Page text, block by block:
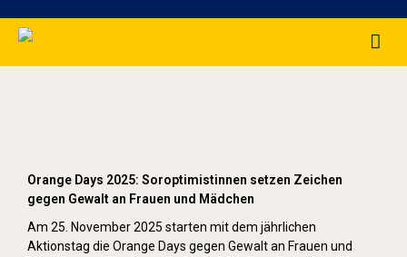
Orange Days 2025: Soroptimistinnen setzen Zeichen
gegen Gewalt an Frauen und Mädchen
Am 25. November 2025 starten mit dem jährlichen
Aktionstag die Orange Days gegen Gewalt an Frauen und